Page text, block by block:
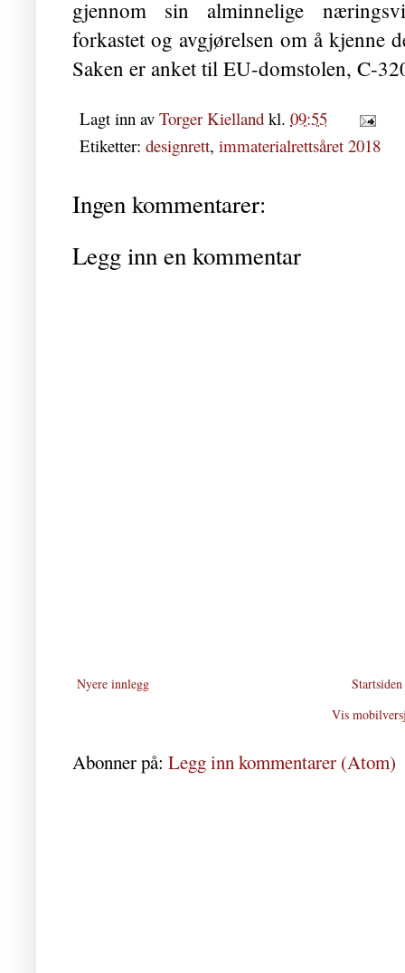
gjennom sin alminnelige
forkastet og avgjørelsen om å kjenne
Saken er anket til EU-domstolen, C-
Lagt inn av Torger Kielland kl. 09:55
Etiketter: designrett, immaterialrettsåret 2018
Ingen kommentarer:
Legg inn en kommentar
Nyere innlegg
Startsiden
Vis
Abonner på: Legg inn kommentarer (Atom)